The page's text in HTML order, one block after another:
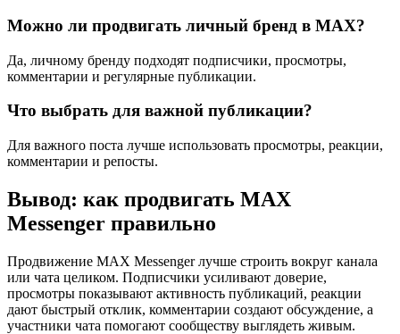
Можно ли продвигать личный бренд в MAX?
Да, личному бренду подходят подписчики, просмотры,
комментарии и регулярные публикации.
Что выбрать для важной публикации?
Для важного поста лучше использовать просмотры, реакции,
комментарии и репосты.
Вывод: как продвигать MAX
Messenger правильно
Продвижение MAX Messenger лучше строить вокруг канала
или чата целиком. Подписчики усиливают доверие,
просмотры показывают активность публикаций, реакции
дают быстрый отклик, комментарии создают обсуждение, а
участники чата помогают сообществу выглядеть живым.